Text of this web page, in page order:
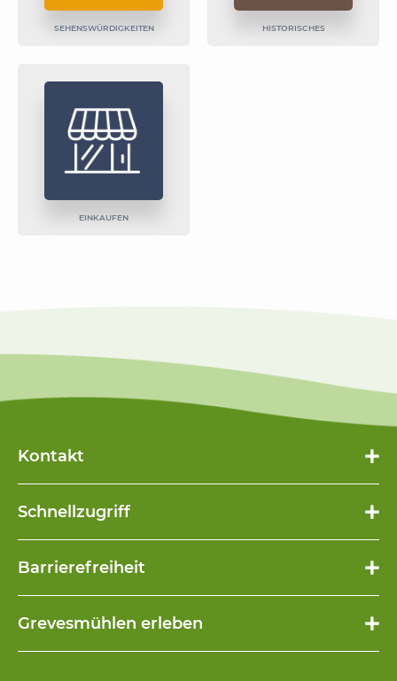
SEHENSWÜRDIGKEITEN HISTORISCHES
EINKAUFEN
Kontakt
Schnellzugriff
überspringen
Barrierefreiheit
überspringen
Grevesmühlen erleben